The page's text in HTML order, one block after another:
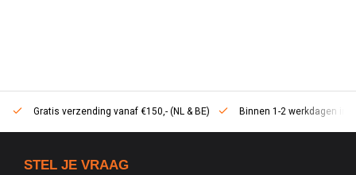
Gratis verzending vanaf €150,- (NL & BE) Binnen 1-2 werkdagen in
STEL JE VRAAG